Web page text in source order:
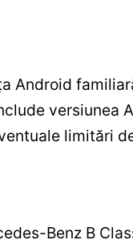
Android
versiunea
limitări
Benz B